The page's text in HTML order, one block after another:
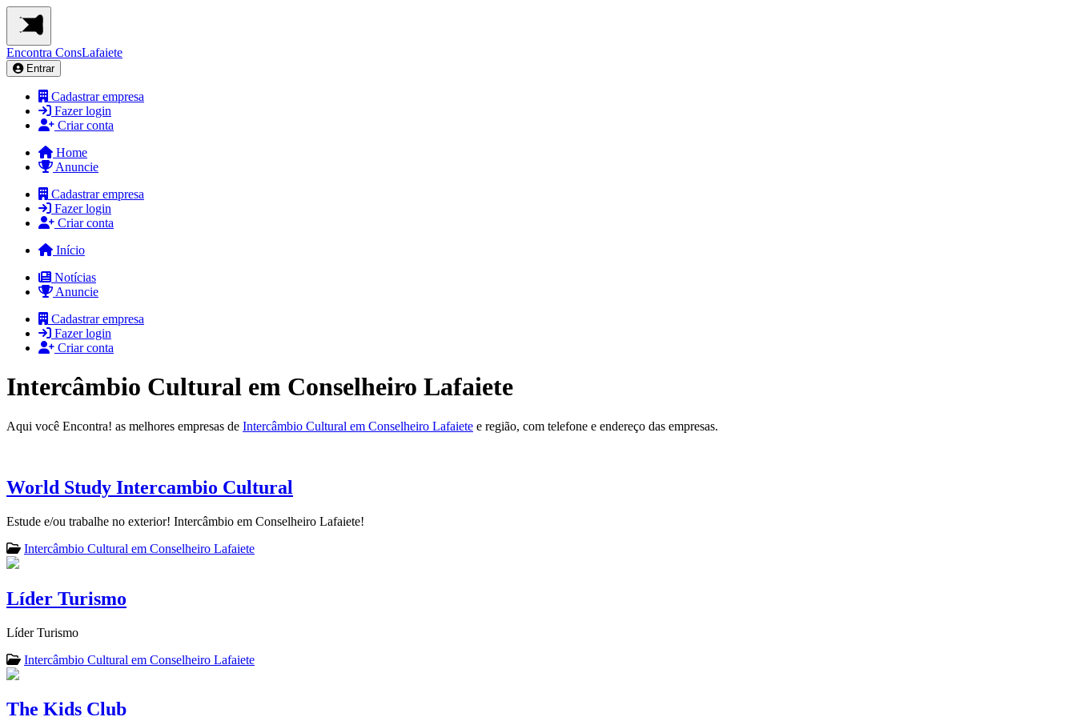
Encontra ConsLafaiete
Entrar
Cadastrar empresa
Fazer login
Criar conta
Home
Anuncie
Cadastrar empresa
Fazer login
Criar conta
Início
Notícias
Anuncie
Cadastrar empresa
Fazer login
Criar conta
Intercâmbio Cultural em Conselheiro Lafaiete
Aqui você Encontra! as melhores empresas de Intercâmbio Cultural em Conselheiro Lafaiete e região, com telefone e endereço das empresas.
World Study Intercambio Cultural
Estude e/ou trabalhe no exterior! Intercâmbio em Conselheiro Lafaiete!
Intercâmbio Cultural em Conselheiro Lafaiete
Líder Turismo
Líder Turismo
Intercâmbio Cultural em Conselheiro Lafaiete
The Kids Club